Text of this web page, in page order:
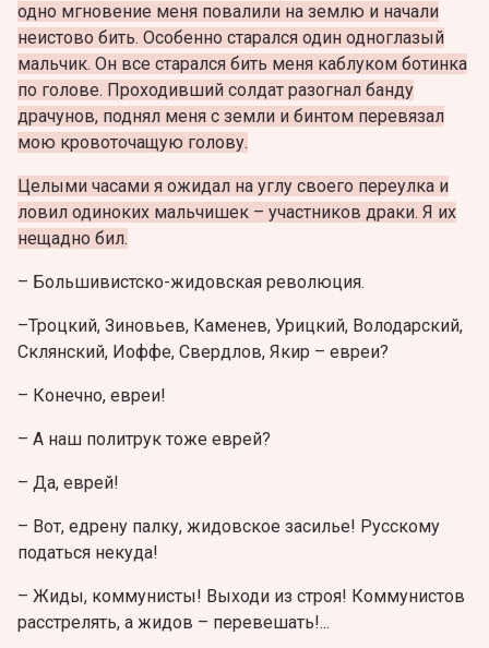
одно мгновение меня повалили на землю и начали
неистово бить. Особенно старался один одноглазый
мальчик. Он все старался бить меня каблуком ботинка
по голове. Проходивший солдат разогнал банду
драчунов, поднял меня с земли и бинтом перевязал
мою кровоточащую голову.
Целыми часами я ожидал на углу своего переулка и
ловил одиноких мальчишек – участников драки. Я их
нещадно бил.
– Большивистско-жидовская революция.
–Троцкий, Зиновьев, Каменев, Урицкий, Володарский,
Склянский, Иоффе, Свердлов, Якир – евреи?
– Конечно, евреи!
– А наш политрук тоже еврей?
– Да, еврей!
– Вот, едрену палку, жидовское засилье! Русскому
податься некуда!
– Жиды, коммунисты! Выходи из строя! Коммунистов
расстрелять, а жидов – перевешать!...